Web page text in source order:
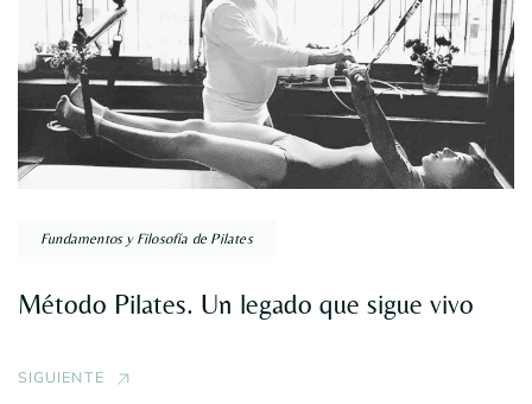
Fundamentos y Filosofía de Pilates
Método Pilates. Un legado que sigue vivo
SIGUIENTE